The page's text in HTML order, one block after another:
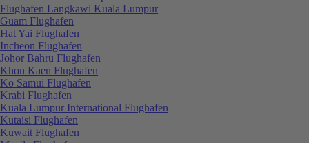
Flughafen Langkawi Kuala Lumpur
Guam Flughafen
Hat Yai Flughafen
Incheon Flughafen
Johor Bahru Flughafen
Khon Kaen Flughafen
Ko Samui Flughafen
Krabi Flughafen
Kuala Lumpur International Flughafen
Kutaisi Flughafen
Kuwait Flughafen